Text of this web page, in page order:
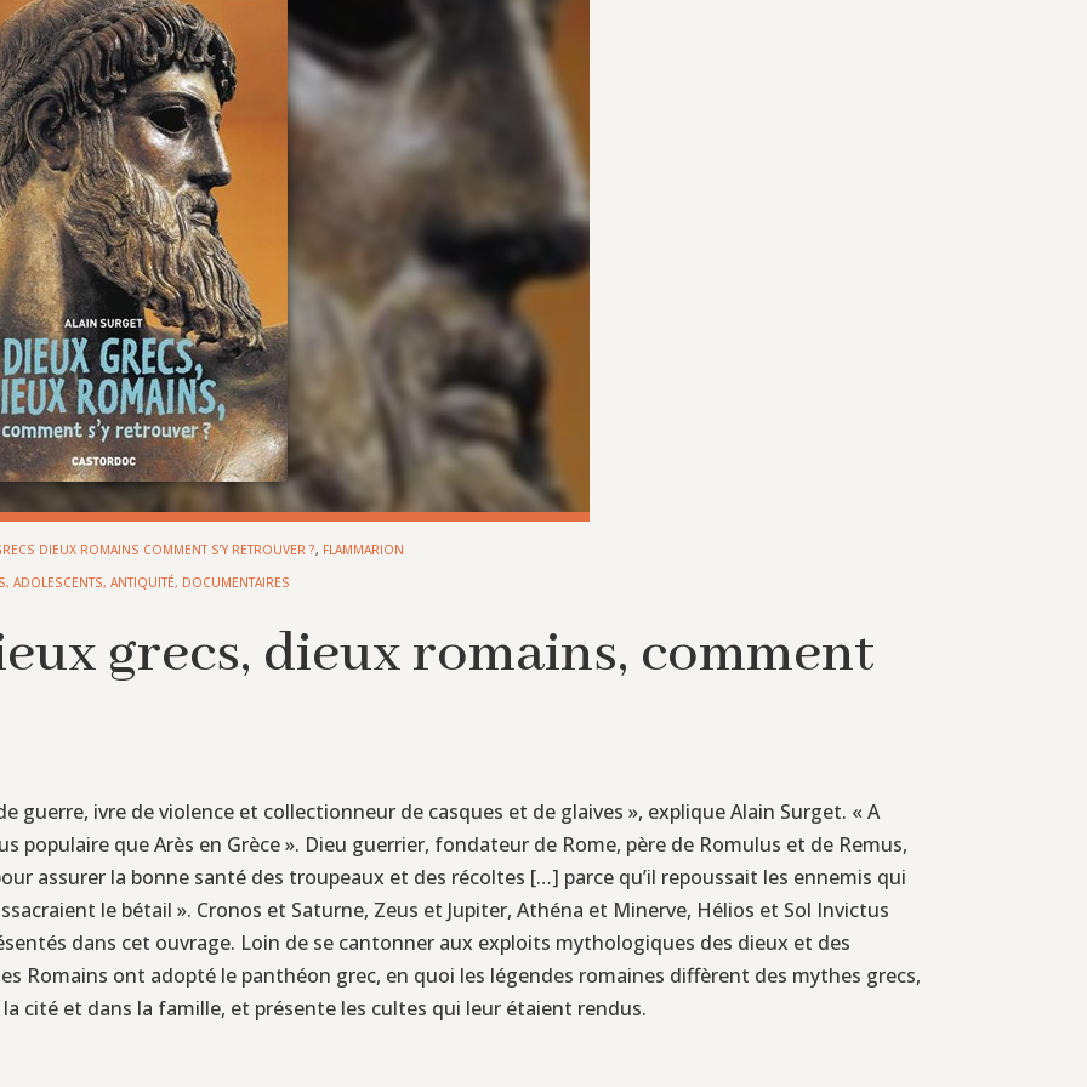
DIEUX ROMAINS COMMENT S’Y RETROUVER ?, FLAMMARION
,ADOLESCENTS,ANTIQUITÉ, DOCUMENTAIRES
grecs, dieux romains, comment
guerre, ivre de violence et collectionneur de casques et de glaives », explique Alain Surget. « A
populaire que Arès en Grèce ». Dieu guerrier, fondateur de Rome, père de Romulus et de Remus,
assurer la bonne santé des troupeaux et des récoltes […] parce qu’il repoussait les ennemis qui
le bétail ». Cronos et Saturne, Zeus et Jupiter, Athéna et Minerve, Hélios et Sol Invictus
dans cet ouvrage. Loin de se cantonner aux exploits mythologiques des dieux et des
Romains ont adopté le panthéon grec, en quoi les légendes romaines diffèrent des mythes grecs,
cité et dans la famille, et présente les cultes qui leur étaient rendus.